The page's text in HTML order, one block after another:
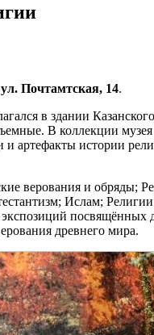
ул. Почтамтская, 14.
в здании
В коллекции
артефакты истории
верования и
Ислам;
древнего мира.